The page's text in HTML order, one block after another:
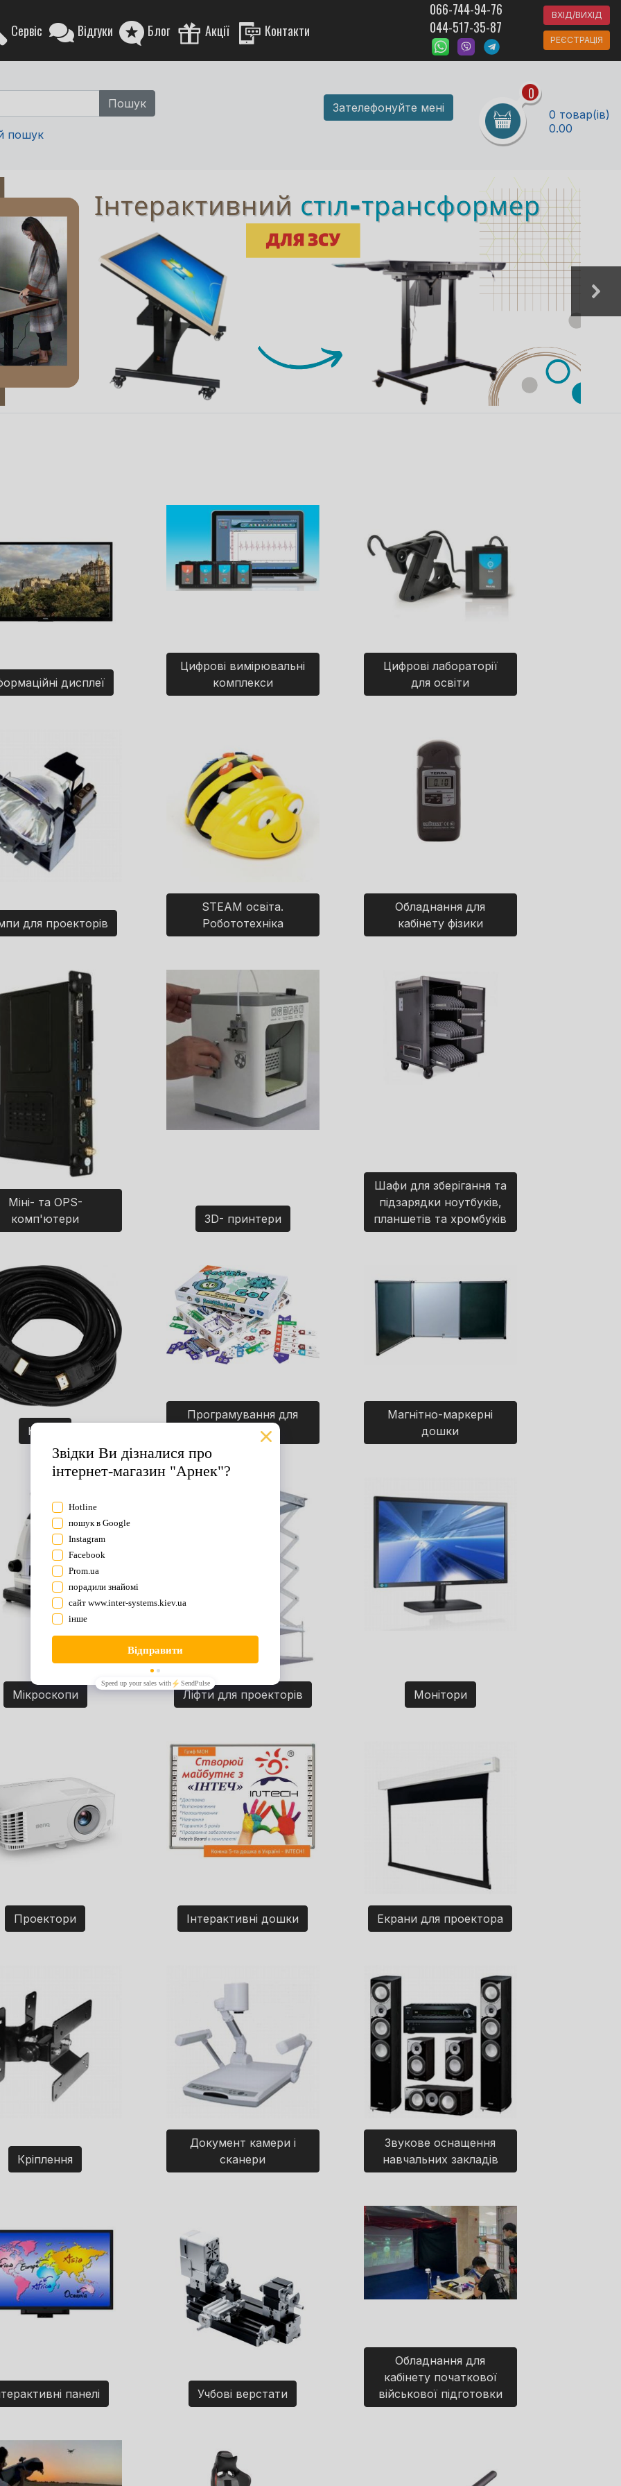
Сервіс Відгуки Блог Акції Контакти
066-744-94-76
044-517-35-87
ВХІД/ВИХІД
РЕЄСТРАЦІЯ
пошук
Зателефонуйте мені
0
0 товар(ів)
0.00
дисплеї
Цифрові вимірювальні
комплекси
Цифрові лабораторії
для освіти
для проекторів
STEAM освіта.
Робототехніка
Обладнання для
кабінету фізики
Міні- та OPS-
комп'ютери
3D- принтери
Шафи для зберігання та
підзарядки ноутбуків,
планшетів та хромбуків
Кабелі
Програмування для
дітей. Ігри.
Магнітно-маркерні
дошки
Мікроскопи Ліфти для проекторів Монітори
Проектори Інтерактивні дошки Екрани для проектора
Кріплення
Документ камери і
сканери
Звукове оснащення
навчальних закладів
панелі Учбові верстати
Обладнання для
кабінету початкової
військової підготовки